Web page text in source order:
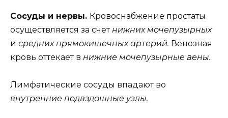
Сосуды и нервы. Кровоснабжение простаты
осуществляется за счетнижних мочепузырных
и средних прямокишечных артерий. Венозная
кровь оттекает в нижние мочепузырные вены.
Лимфатические сосуды впадают во
внутренние подвздошные узлы.